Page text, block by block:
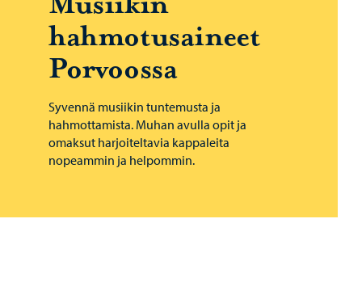
hahmotusaineet
Porvoossa
Syvennä musiikin tuntemusta ja
hahmottamista. Muhan avulla opit ja
omaksut harjoiteltavia kappaleita
nopeammin ja helpommin.